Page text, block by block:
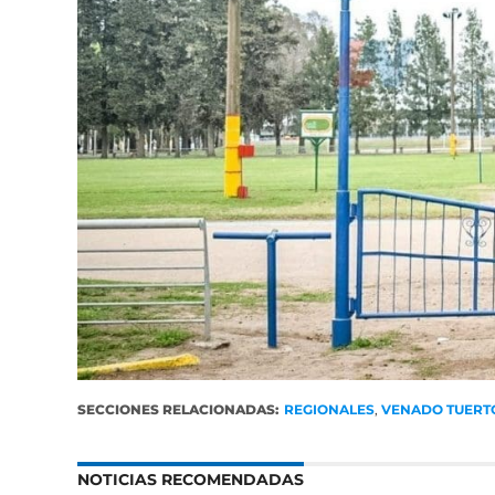
SECCIONES RELACIONADAS: REGIONALES,VENADO
NOTICIAS RECOMENDADAS